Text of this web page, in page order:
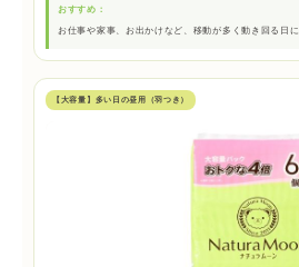
おすすめ：
お仕事や家事、お出かけなど、移動が多く動き回る日に.
【大容量】多い日の昼用（羽つき）